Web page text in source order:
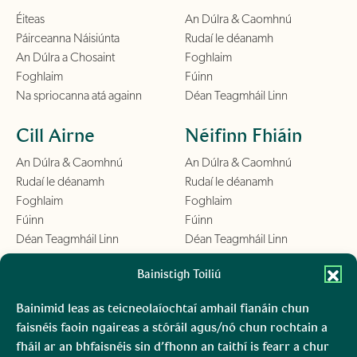
Bainistigh Toiliú
Bainimid leas as teicneolaíochtaí amhail fianáin chun
faisnéis faoin ngaireas a stóráil agus/nó chun rochtain a
fháil ar an bhfaisnéis sin d’fhonn an taithí is fearr a chur
Éiteas
Páirceanna Náisiúnta
An Dúlra a Chosaint
Foghlaim
Na spriocanna atá againn
An Dúlra & Caomhnú
Rudaí le déanamh
Foghlaim
Fúinn
Déan Teagmháil Linn
Cill Airne
An Dúlra & Caomhnú
Rudaí le déanamh
Foghlaim
Fúinn
Déan Teagmháil Linn
Néifinn Fhiáin
An Dúlra & Caomhnú
Rudaí le déanamh
Foghlaim
Fúinn
Déan Teagmháil Linn
An Dúlra & Caomhnú
Rudaí le déanamh
Foghlaim
Conamara
An Dúlra & Caomhnú
Rudaí le déanamh
Foghlaim